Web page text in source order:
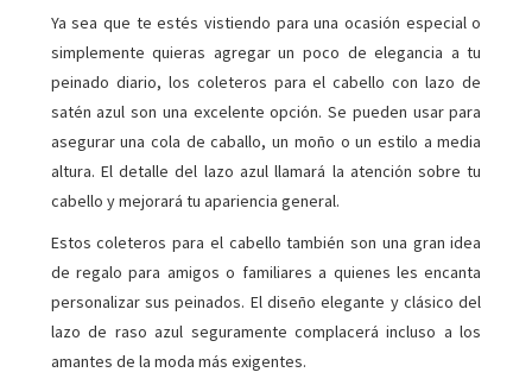
Ya sea que te estés vistiendo para una ocasión especial o
simplemente quieras agregar un poco de elegancia a tu
peinado diario, los coleteros para el cabello con lazo de
satén azul son una excelente opción. Se pueden usar para
asegurar una cola de caballo, un moño o un estilo a media
altura. El detalle del lazo azul llamará la atención sobre tu
cabello y mejorará tu apariencia general.
Estos coleteros para el cabello también son una gran idea
de regalo para amigos o familiares a quienes les encanta
personalizar sus peinados. El diseño elegante y clásico del
lazo de raso azul seguramente complacerá incluso a los
amantes de la moda más exigentes.